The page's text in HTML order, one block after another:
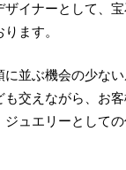
イナーとして、
ます。
並ぶ機会の少な
も交えながら、お
ュエリーとして